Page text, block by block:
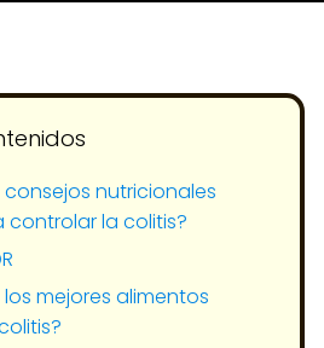
consejos nutricionales
la colitis?
mejores alimentos